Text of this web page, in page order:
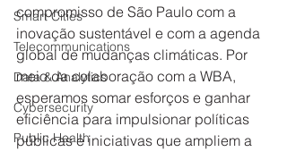
Smart Cities
Telecommunications
Data & Analytics
Cybersecurity
Public Health
compromisso de São Paulo com a
inovação sustentável e com a agenda
global de mudanças climáticas. Por
meio da colaboração com a WBA,
esperamos somar esforços e ganhar
eficiência para impulsionar políticas
públicas e iniciativas que ampliem a